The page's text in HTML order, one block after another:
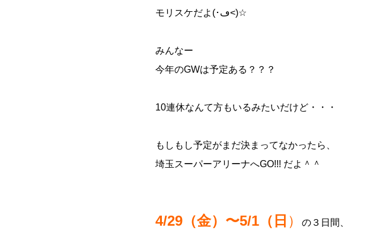
モリスケだよ(･ڡ<)☆
みんなー
今年のGWは予定ある？？？
10連休なんて方もいるみたいだけど・・・
もしもし予定がまだ決まってなかったら、
埼玉スーパーアリーナへGO!!! だよ＾＾
4/29（金）〜5/1（ 日 ） の３日間、